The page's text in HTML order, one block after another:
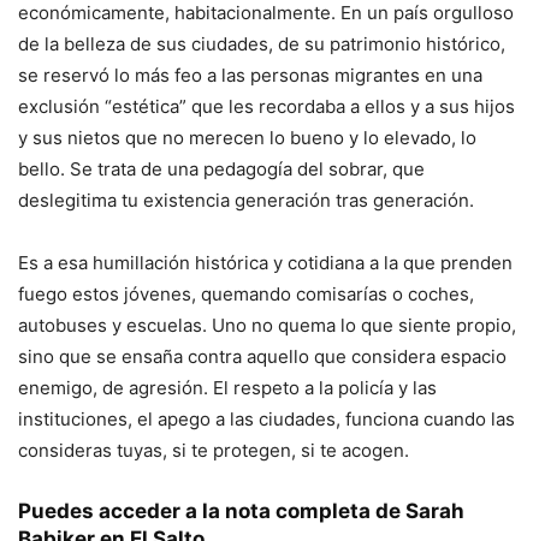
económicamente, habitacionalmente. En un país orgulloso
de la belleza de sus ciudades, de su patrimonio histórico,
se reservó lo más feo a las personas migrantes en una
exclusión “estética” que les recordaba a ellos y a sus hijos
y sus nietos que no merecen lo bueno y lo elevado, lo
bello. Se trata de una pedagogía del sobrar, que
deslegitima tu existencia generación tras generación.
Es a esa humillación histórica y cotidiana a la que prenden
fuego estos jóvenes, quemando comisarías o coches,
autobuses y escuelas. Uno no quema lo que siente propio,
sino que se ensaña contra aquello que considera espacio
enemigo, de agresión. El respeto a la policía y las
instituciones, el apego a las ciudades, funciona cuando las
consideras tuyas, si te protegen, si te acogen.
Puedes acceder a la nota completa de Sarah